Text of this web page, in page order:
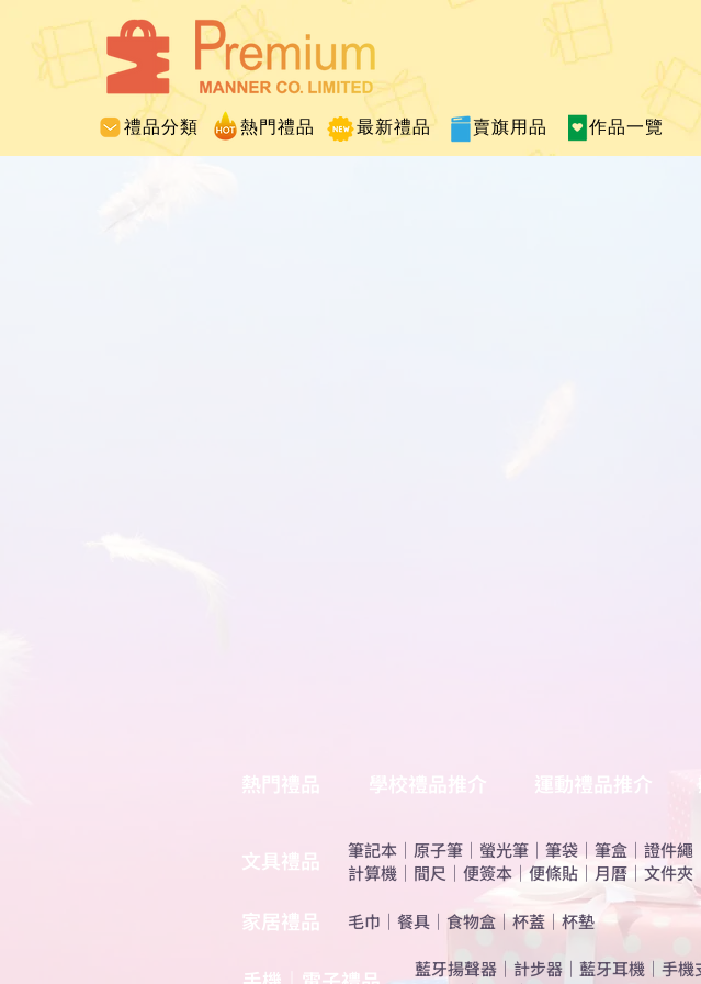
禮品分類 熱門禮品 最新禮品 賣旗用品 作品一覽
熱門禮品 學校禮品推介 運動禮品推介
​文具禮品 筆記本 ｜ 原子筆 ｜ 螢光筆 ｜ 筆袋 ｜ 筆盒 ｜ 證件繩
計算機 ｜ 間尺 ｜ 便簽本 ｜便條貼 ｜ 月曆 ｜ 文件夾
​家居禮品 ​毛巾 ｜ 餐具 ｜ 食物盒 ｜杯蓋 ｜杯墊
​藍牙揚聲器 ｜ 計步器 ｜ 藍牙耳機 ｜ 手機